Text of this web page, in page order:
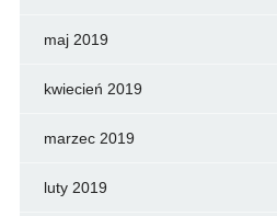
maj 2019
kwiecień 2019
marzec 2019
luty 2019